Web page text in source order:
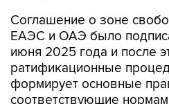
Соглашение о зоне
ЕАЭС и ОАЭ было
июня 2025 года и после
ратификационные
формирует основные
соответствующие